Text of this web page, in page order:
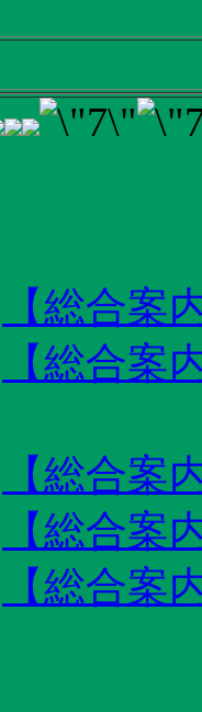
【総合
【総合
【総合案
【総合案
【総合